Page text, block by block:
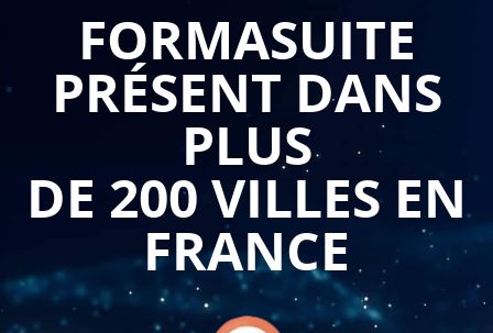
connaissances nécessaires pour évaluer les risques associés
à l'utilisation des solvants et mettre en place des mesures de
prévention appropriées. Ils apprennent à identifier les
dangers potentiels, à évaluer l'exposition des travailleurs et à
mettre en œuvre des contrôles adéquats pour réduire les
risques au minimum. En comprenant les propriétés des
solvants, leurs effets sur la santé et l'environnement, ainsi
que les réglementations en vigueur, les participants sont en
mesure de concevoir un plan de gestion solide et adapté à
leur entreprise.
FORMASUITE
PRÉSENT DANS
PLUS
DE 200 VILLES EN
FRANCE